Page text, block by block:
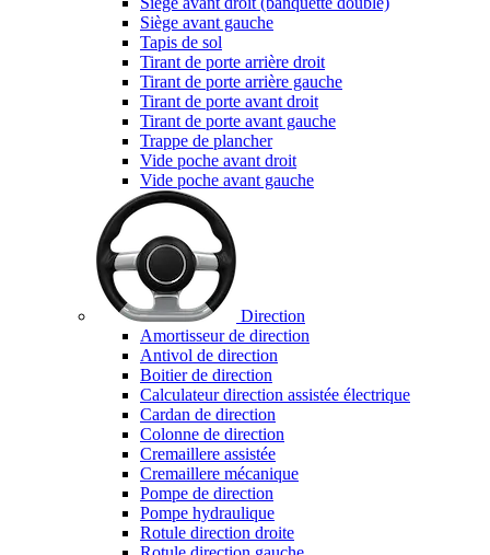
Siège avant gauche
Tapis de sol
Tirant de porte arrière droit
Tirant de porte arrière gauche
Tirant de porte avant droit
Tirant de porte avant gauche
Trappe de plancher
Vide poche avant droit
Vide poche avant gauche
Direction
Amortisseur de direction
Antivol de direction
Boitier de direction
Calculateur direction assistée électrique
Cardan de direction
Colonne de direction
Cremaillere assistée
Cremaillere mécanique
Pompe de direction
Pompe hydraulique
Rotule direction droite